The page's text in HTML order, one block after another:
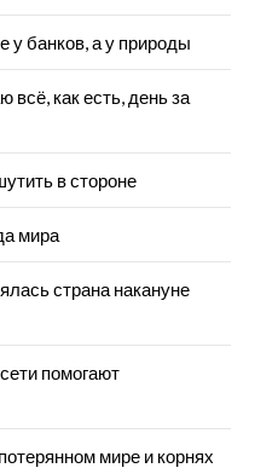
у банков, а у природы
как есть, день за
в стороне
мира
страна накануне
помогают
мире и корнях